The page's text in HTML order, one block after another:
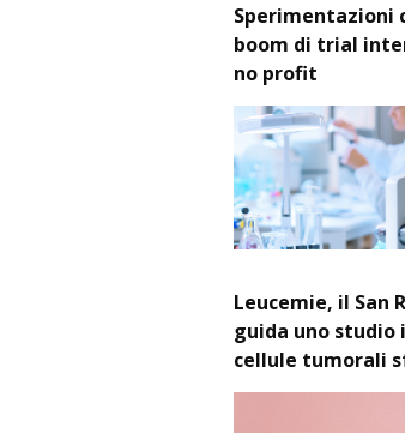
Sperimentazioni
boom di trial
no profit
Leucemie, il San
guida uno studio
cellule tumorali